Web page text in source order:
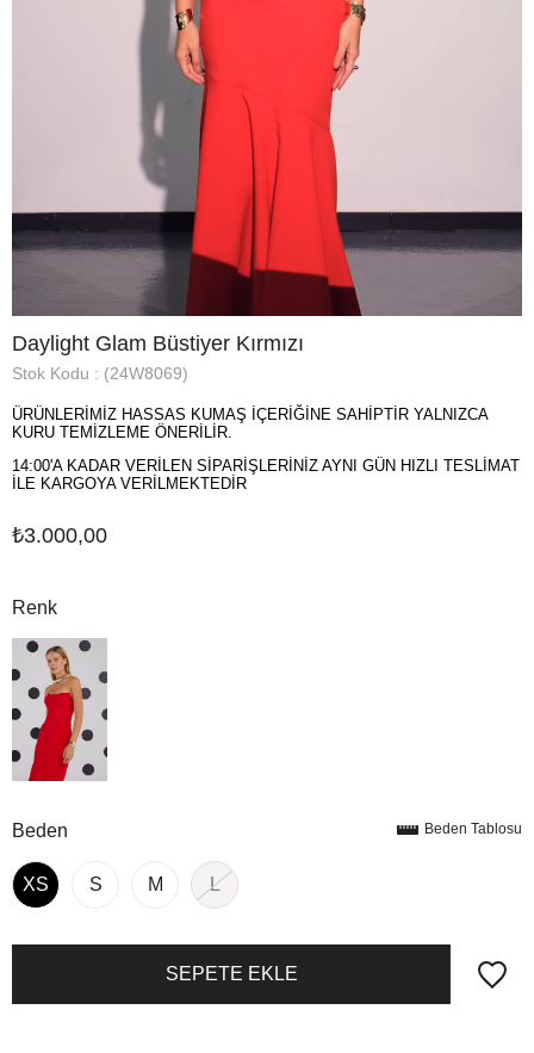
Daylight Glam Büstiyer Kırmızı
Stok Kodu (24W8069)
ÜRÜNLERİMİZ HASSAS KUMAŞ İÇERİĞİNE SAHİPTİR YALNIZCA
KURU TEMİZLEME ÖNERİLİR.
14:00'A KADAR VERİLEN SİPARİŞLERİNİZ AYNI GÜN HIZLI TESLİMAT
İLE KARGOYA VERİLMEKTEDİR
₺3.000,00
Renk
Beden
XS S M L
Beden Tablosu